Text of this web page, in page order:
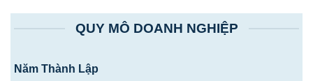
QUY MÔ DOANH NGHIỆP
Năm Thành Lập